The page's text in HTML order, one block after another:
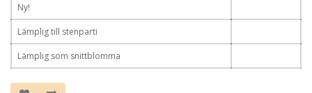
Ny!
Lämplig till stenparti
Lämplig som snittblomma